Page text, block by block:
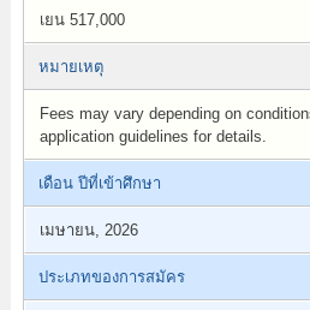
เยน 517,000
หมายเหตุ
Fees may vary depending on
application guidelines for details.
เดือน ปีที่เข้าศึกษา
เมษายน, 2026
ประเภทของการสมัคร